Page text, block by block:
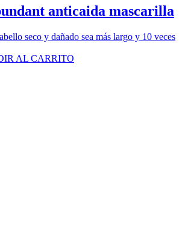
anticaida mascarilla
seco y dañado sea más largo y 10 veces
AL CARRITO